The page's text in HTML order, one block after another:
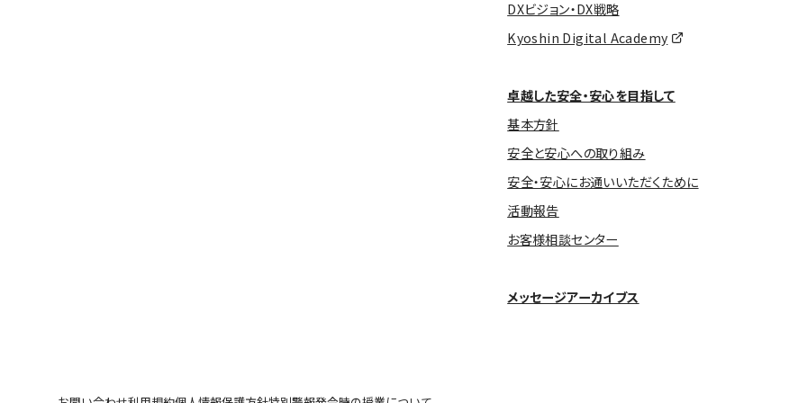
DXビジョン・DX戦略
Kyoshin Digital Academy
卓越した安全・安心を目指して
基本方針
安全と安心への取り組み
安全・安心にお通いいただくために
活動報告
お客様相談センター
メッセージアーカイブス